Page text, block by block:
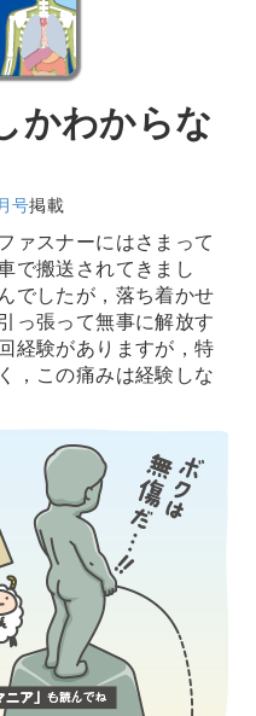
わからな
号掲載
ァスナーにはさまって
で搬送されてきまし
でしたが，落ち着かせ
っ張って無事に解放す
経験がありますが，特
，この痛みは経験しな